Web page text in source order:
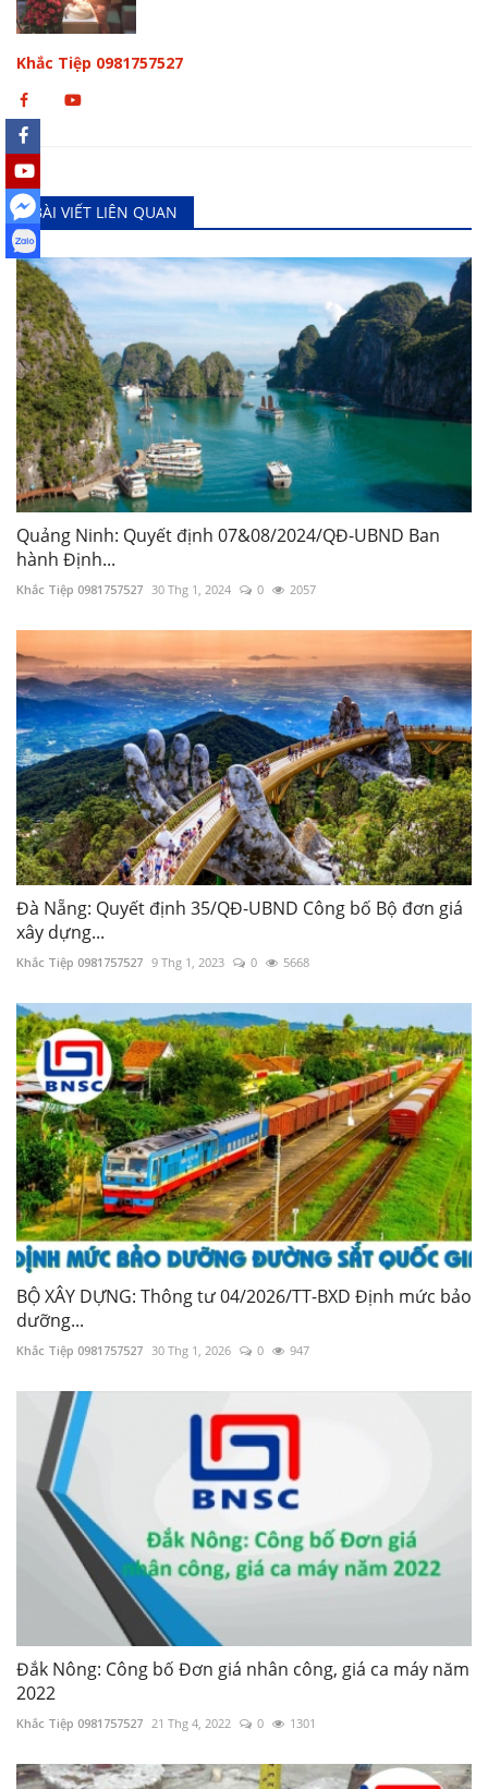
Khắc Tiệp 0981757527
BÀI VIẾT LIÊN QUAN
Quảng Ninh: Quyết định 07&08/2024/QĐ-UBND Ban
hành Định...
Khắc Tiệp 0981757527 30 Thg 1, 2024 0 2057
Đà Nẵng: Quyết định 35/QĐ-UBND Công bố Bộ đơn giá
xây dựng...
Khắc Tiệp 0981757527 9 Thg 1, 2023 0 5668
BỘ XÂY DỰNG: Thông tư 04/2026/TT-BXD Định mức bảo
dưỡng...
Khắc Tiệp 0981757527 30 Thg 1, 2026 0 947
Đắk Nông: Công bố Đơn giá nhân công, giá ca máy năm
2022
Khắc Tiệp 0981757527 21 Thg 4, 2022 0 1301